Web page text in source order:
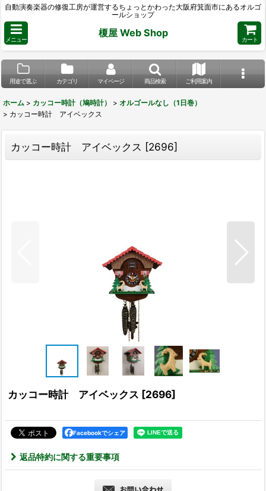
自動演奏楽器の修復工房が運営するちょっとかわった大阪府箕面市にあるオルゴ
ールショップ
メニュー
榎屋 Web Shop
カート
用途で選ぶ カテゴリ マイページ 商品検索 ご利用案内
ホーム > カッコー時計（鳩時計） > オルゴールなし（1日巻）
> カッコー時計 アイベックス
カッコー時計 アイベックス [2696]
カッコー時計 アイベックス [2696]
Facebookでシェア
返品特約に関する重要事項